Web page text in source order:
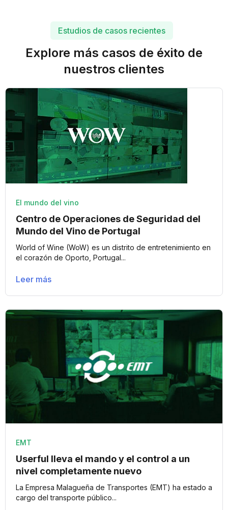
Estudios de casos recientes
Explore más casos de éxito de
nuestros clientes
El mundo del vino
Centro de Operaciones de Seguridad del
Mundo del Vino de Portugal
World of Wine (WoW) es un distrito de entretenimiento en
el corazón de Oporto, Portugal...
Leer más
EMT
Userful lleva el mando y el control a un
nivel completamente nuevo
La Empresa Malagueña de Transportes (EMT) ha estado a
cargo del transporte público...